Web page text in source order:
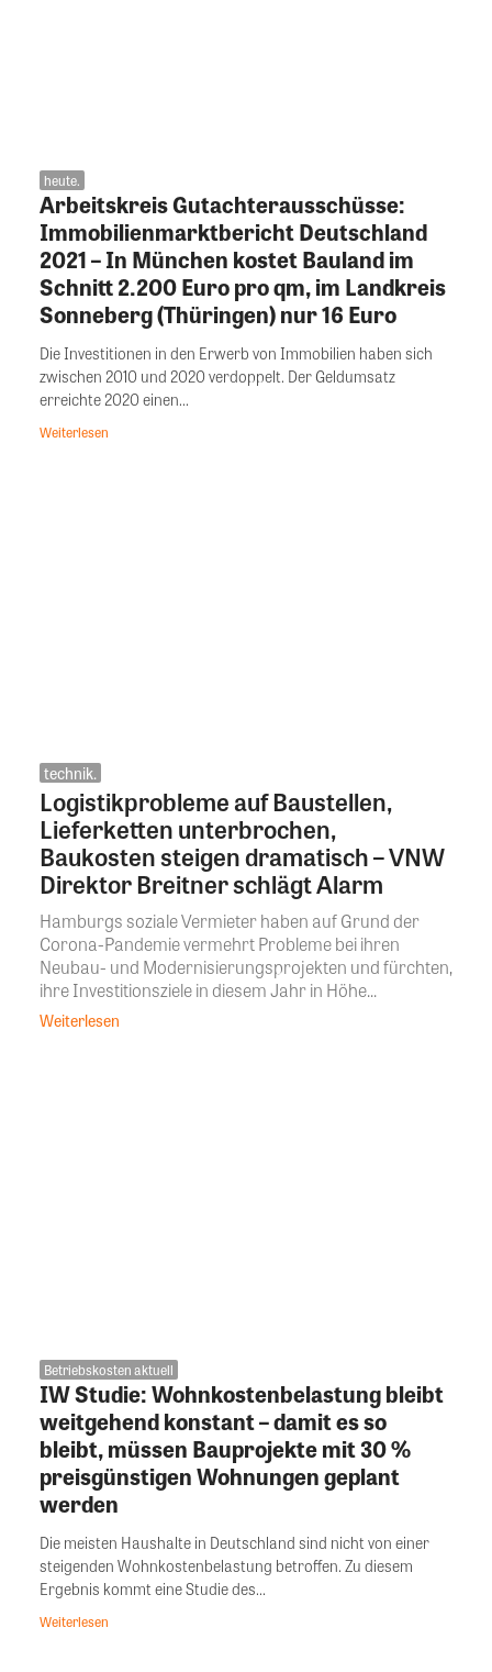
heute.
Arbeitskreis Gutachterausschüsse:
Immobilienmarktbericht Deutschland
2021 – In München kostet Bauland im
Schnitt 2.200 Euro pro qm, im Landkreis
Sonneberg (Thüringen) nur 16 Euro
Die Investitionen in den Erwerb von Immobilien haben sich
zwischen 2010 und 2020 verdoppelt. Der Geldumsatz
erreichte 2020 einen...
Weiterlesen
technik.
Logistikprobleme auf Baustellen,
Lieferketten unterbrochen,
Baukosten steigen dramatisch – VNW
Direktor Breitner schlägt Alarm
Hamburgs soziale Vermieter haben auf Grund der
Corona-Pandemie vermehrt Probleme bei ihren
Neubau- und Modernisierungsprojekten und fürchten,
ihre Investitionsziele in diesem Jahr in Höhe...
Weiterlesen
Betriebskosten aktuell
IW Studie: Wohnkostenbelastung bleibt
weitgehend konstant – damit es so
bleibt, müssen Bauprojekte mit 30 %
preisgünstigen Wohnungen geplant
werden
Die meisten Haushalte in Deutschland sind nicht von einer
steigenden Wohnkostenbelastung betroffen. Zu diesem
Ergebnis kommt eine Studie des...
Weiterlesen